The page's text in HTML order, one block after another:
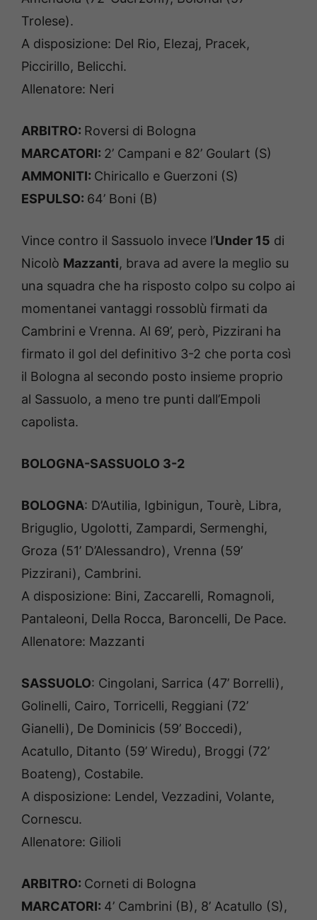
Trolese).
A disposizione: Del Rio, Elezaj, Pracek,
Piccirillo, Belicchi.
Allenatore: Neri
ARBITRO: Roversi di Bologna
MARCATORI: 2’ Campani e 82’ Goulart (S)
AMMONITI: Chiricallo e Guerzoni (S)
ESPULSO: 64’ Boni (B)
Vince contro il Sassuolo invece l’Under 15 di
Nicolò Mazzanti, brava ad avere la meglio su
una squadra che ha risposto colpo su colpo ai
momentanei vantaggi rossoblù firmati da
Cambrini e Vrenna. Al 69’, però, Pizzirani ha
firmato il gol del definitivo 3-2 che porta così
il Bologna al secondo posto insieme proprio
al Sassuolo, a meno tre punti dall’Empoli
capolista.
BOLOGNA-SASSUOLO 3-2
BOLOGNA: D’Autilia, Igbinigun, Tourè, Libra,
Briguglio, Ugolotti, Zampardi, Sermenghi,
Groza (51’ D’Alessandro), Vrenna (59’
Pizzirani), Cambrini.
A disposizione: Bini, Zaccarelli, Romagnoli,
Pantaleoni, Della Rocca, Baroncelli, De Pace.
Allenatore: Mazzanti
SASSUOLO: Cingolani, Sarrica (47’ Borrelli),
Golinelli, Cairo, Torricelli, Reggiani (72’
Gianelli), De Dominicis (59’ Boccedi),
Acatullo, Ditanto (59’ Wiredu), Broggi (72’
Boateng), Costabile.
A disposizione: Lendel, Vezzadini, Volante,
Cornescu.
Allenatore: Gilioli
ARBITRO: Corneti di Bologna
MARCATORI: 4’ Cambrini (B), 8’ Acatullo (S),